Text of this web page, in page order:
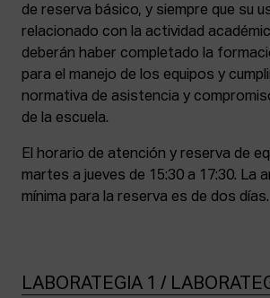
de reserva básico, y siempre que su
relacionado con la actividad
deberán haber completado la
para el manejo de los equipos y
normativa de asistencia y
de la escuela.
El horario de atención y reserva de
martes a jueves de 15:30 a 17:30. La
mínima para la reserva es de dos días.
LABORATEGIA 1 /